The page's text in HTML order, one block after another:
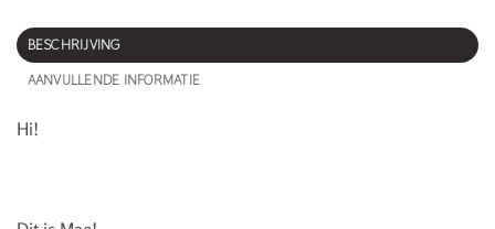
BESCHRIJVING
AANVULLENDE INFORMATIE
Hi!